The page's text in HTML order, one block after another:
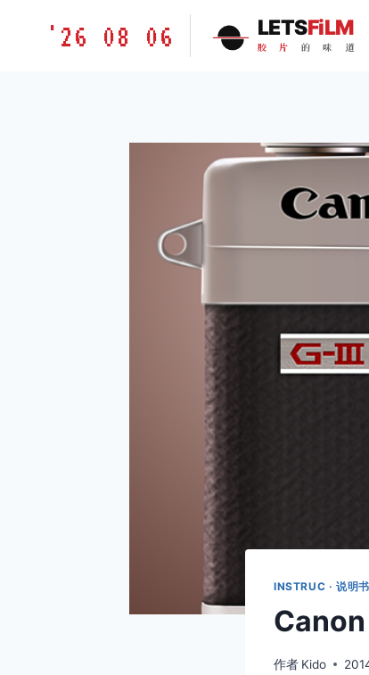
胶'26 08 06 LETSFiLM
胶 片 的 味 道
INSTRUC · 说明书
Canon
作者 Kido